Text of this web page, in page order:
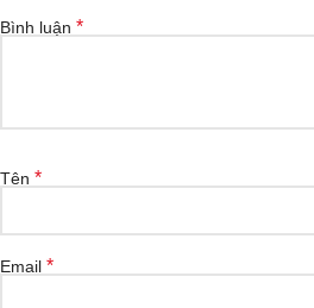
Bình luận *
Tên *
Email *